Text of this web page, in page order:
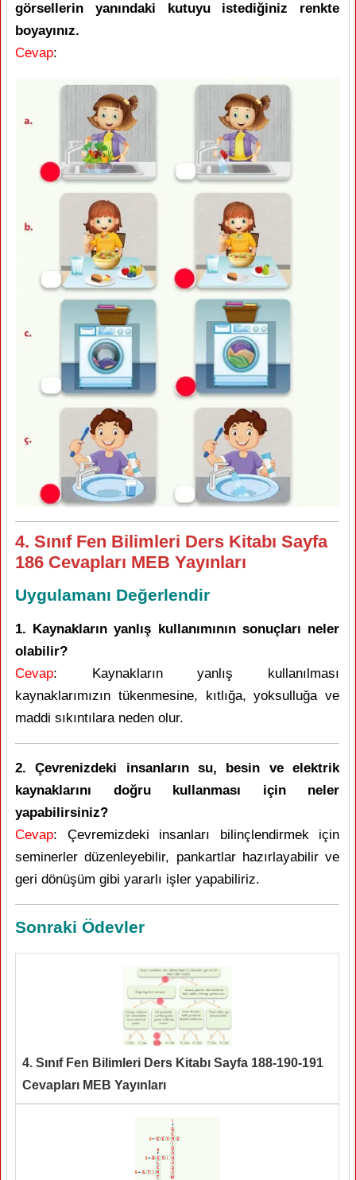
görsellerin yanındaki kutuyu istediğiniz renkte
boyayınız.
Cevap:
4. Sınıf Fen Bilimleri Ders Kitabı Sayfa
186 Cevapları MEB Yayınları
Uygulamanı Değerlendir
1. Kaynakların yanlış kullanımının sonuçları neler
olabilir?
Cevap: Kaynakların yanlış kullanılması
kaynaklarımızın tükenmesine, kıtlığa, yoksulluğa ve
maddi sıkıntılara neden olur.
2. Çevrenizdeki insanların su, besin ve elektrik
kaynaklarını doğru kullanması için neler
yapabilirsiniz?
Cevap: Çevremizdeki insanları bilinçlendirmek için
seminerler düzenleyebilir, pankartlar hazırlayabilir ve
geri dönüşüm gibi yararlı işler yapabiliriz.
Sonraki Ödevler
4. Sınıf Fen Bilimleri Ders Kitabı Sayfa 188-190-191
Cevapları MEB Yayınları